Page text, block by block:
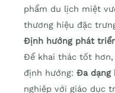
phẩm du lịch miệt
thương hiệu đặc
Định hướng phát
Để khai thác tốt hơn,
định hướng: Đa dạng
nghiệp với giáo dục